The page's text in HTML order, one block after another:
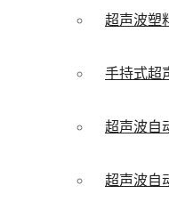
超声波塑
手持式超
超声波自
超声波自